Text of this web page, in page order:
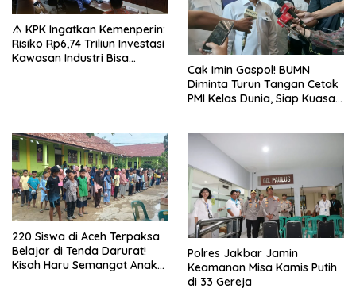
⚠ KPK Ingatkan Kemenperin:
Risiko Rp6,74 Triliun Investasi
Kawasan Industri Bisa
Cak Imin Gaspol! BUMN
Diminta Turun Tangan Cetak
PMI Kelas Dunia, Siap Kuasai
220 Siswa di Aceh Terpaksa
Belajar di Tenda Darurat!
Kisah Haru Semangat Anak-
Polres Jakbar Jamin
Keamanan Misa Kamis Putih
di 33 Gereja